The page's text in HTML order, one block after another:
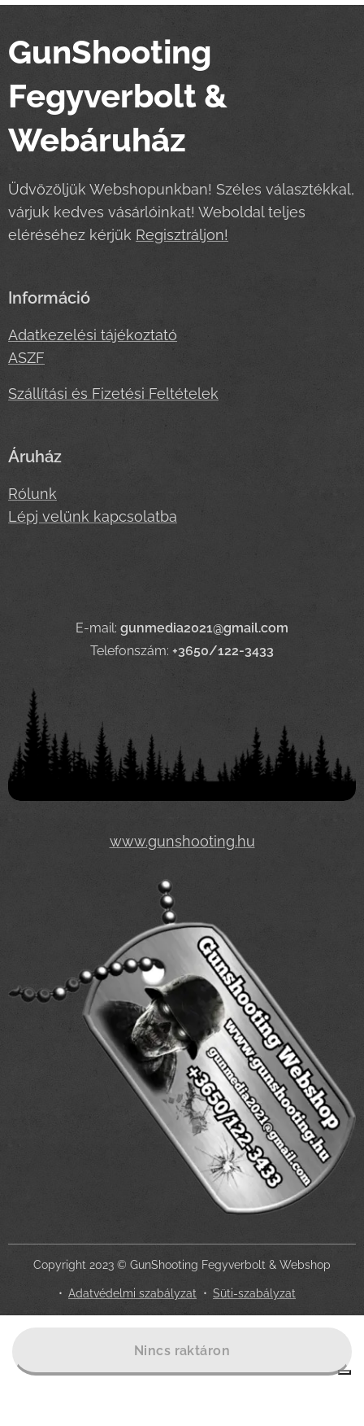
Nincs raktáron
GunShooting
Fegyverbolt &
Webáruház
Üdvözöljük Webshopunkban! Széles választékkal,
várjuk kedves vásárlóinkat! Weboldal teljes
eléréséhez kérjük Regisztráljon!
Információ
Adatkezelési tájékoztató
ASZF
Szállítási és Fizetési Feltételek
Áruház
Rólunk
Lépj velünk kapcsolatba
E-mail: gunmedia2021@gmail.com
Telefonszám: +3650/122-3433
www.gunshooting.hu
Copyright 2023 © GunShooting Fegyverbolt & Webshop
Adatvédelmi szabályzat Süti-szabályzat
Értesítés adatgyűjtéskor